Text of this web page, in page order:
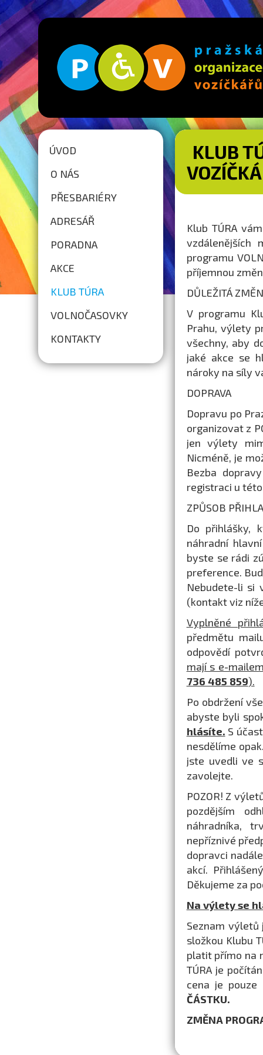
ÚVOD
O NÁS
PŘESBARIÉRY
ADRESÁŘ
PORADNA
AKCE
KLUB TÚRA
VOLNOČASOVKY
KONTAKTY
KLUB
Klub TÚRA
vzdálenějších
programu
příjemnou
DŮLEŽITÁ
V programu
Prahu, výlety
všechny, aby
jaké akce se
nároky na síly
DOPRAVA
Dopravu po
organizovat z
jen výlety
Nicméně, je
Bezba
registraci u
ZPŮSOB
Do přihlášky,
náhradní
byste se rádi
preference.
Nebudete-li si
(kontakt viz
Vyplněné
předmětu
odpovědí
mají s e-
736 485 859).
Po obdržení
abyste byli
hlásíte. S
nesdělíme
jste uvedli ve
zavolejte.
POZOR! Z
pozdějším
náhradníka,
nepříznivé
dopravci
akcí.
Děkujeme za
Na výlety se
Seznam
složkou Klubu
platit přímo na
TÚRA je
cena je
ČÁSTKU.
ZMĚNA